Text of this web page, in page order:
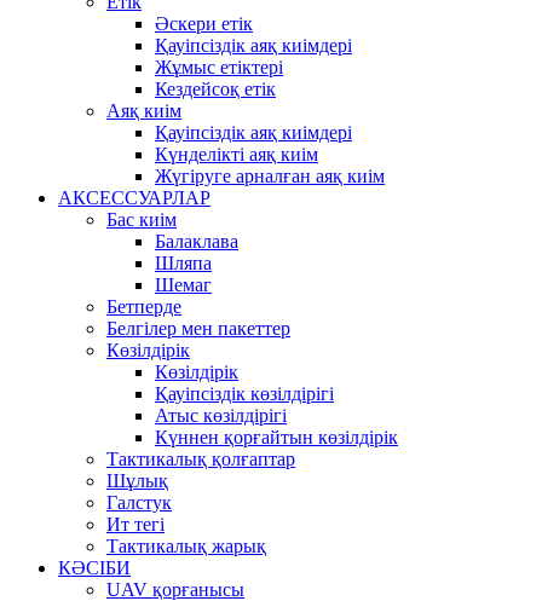
Әскери етік
Қауіпсіздік аяқ киімдері
Жұмыс етіктері
Кездейсоқ етік
Аяқ киім
Қауіпсіздік аяқ киімдері
Күнделікті аяқ киім
Жүгіруге арналған аяқ киім
АКСЕССУАРЛАР
Бас киім
Балаклава
Шляпа
Шемаг
Бетперде
Белгілер мен пакеттер
Көзілдірік
Көзілдірік
Қауіпсіздік көзілдірігі
Атыс көзілдірігі
Күннен қорғайтын көзілдірік
Тактикалық қолғаптар
Шұлық
Галстук
Ит тегі
Тактикалық жарық
КӘСІБИ
UAV қорғанысы